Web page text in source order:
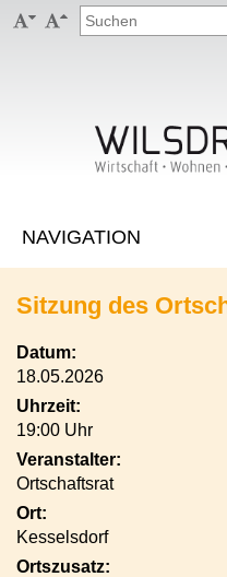
 
Sitzung des
Datum:
18.05.2026
Uhrzeit:
19:00 Uhr
Veranstalter:
Ortschaftsrat
Ort:
Kesselsdorf
Ortszusatz: